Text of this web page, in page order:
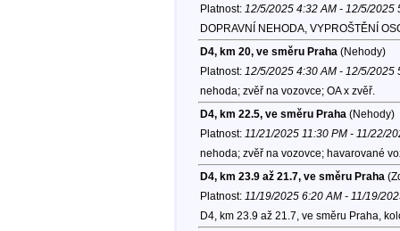
Platnost: 12/5/2025 4:32 AM - 12/5/2025
DOPRAVNÍ NEHODA, VYPROŠTĚNÍ
D4, km 20, ve směru Praha (Nehody)
Platnost: 12/5/2025 4:30 AM - 12/5/2025
nehoda; zvěř na vozovce; OA x zvěř.
D4, km 22.5, ve směru Praha (Nehody)
Platnost: 11/21/2025 11:30 PM - 11/22/
nehoda; zvěř na vozovce; havarované
D4, km 23.9 až 21.7, ve směru Praha
Platnost: 11/19/2025 6:20 AM - 11/19/
D4, km 23.9 až 21.7, ve směru Praha,